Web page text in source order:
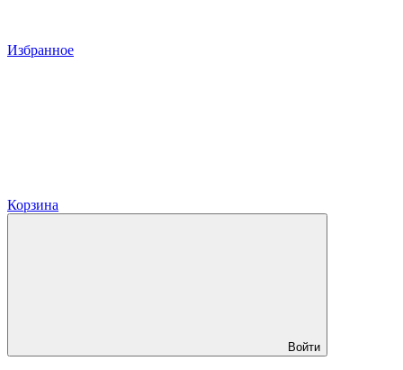
Избранное
Корзина
Войти